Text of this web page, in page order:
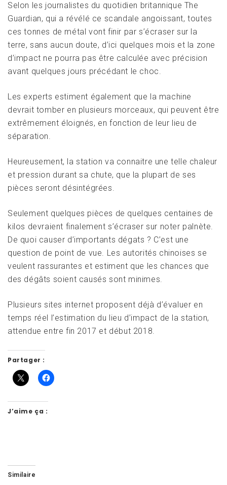
Selon les journalistes du quotidien britannique The
Guardian, qui a révélé ce scandale angoissant, toutes
ces tonnes de métal vont finir par s’écraser sur la
terre, sans aucun doute, d’ici quelques mois et la zone
d’impact ne pourra pas être calculée avec précision
avant quelques jours précédant le choc.
Les experts estiment également que la machine
devrait tomber en plusieurs morceaux, qui peuvent être
extrêmement éloignés, en fonction de leur lieu de
séparation.
Heureusement, la station va connaitre une telle chaleur
et pression durant sa chute, que la plupart de ses
pièces seront désintégrées.
Seulement quelques pièces de quelques centaines de
kilos devraient finalement s’écraser sur noter palnète.
De quoi causer d’importants dégats ? C’est une
question de point de vue. Les autorités chinoises se
veulent rassurantes et estiment que les chances que
des dégâts soient causés sont minimes.
Plusieurs sites internet proposent déjà d’évaluer en
temps réel l’estimation du lieu d’impact de la station,
attendue entre fin 2017 et début 2018.
Partager :
J’aime ça :
Similaire